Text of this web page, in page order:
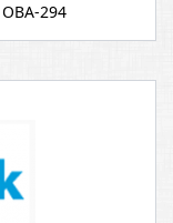
OBA-294